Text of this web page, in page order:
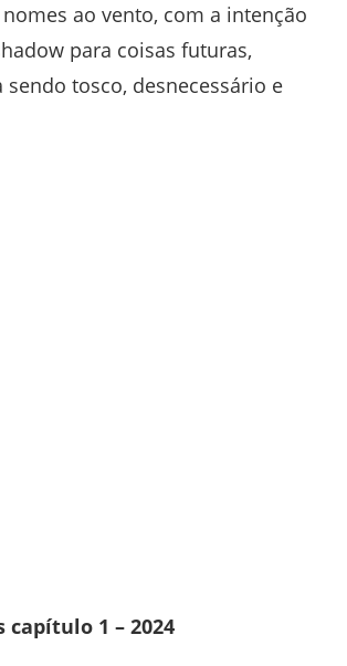
ao vento, com a intenção
para coisas futuras,
sendo tosco, desnecessário e
capítulo 1 – 2024